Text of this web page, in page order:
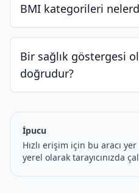
BMI kategorileri
Bir sağlık göstergesi
doğrudur?
İpucu
Hızlı erişim için bu aracı
yerel olarak tarayıcınızda